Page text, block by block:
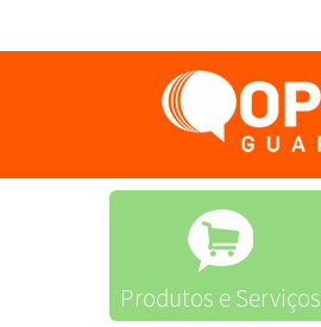
Produtos e Serviços